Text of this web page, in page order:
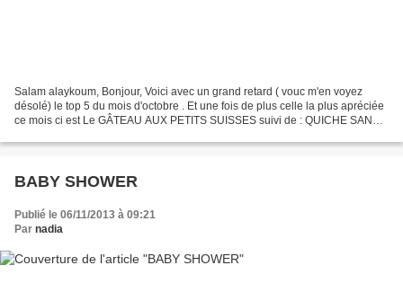
Salam alaykoum, Bonjour, Voici avec un grand retard ( vouc m'en voyez
désolé) le top 5 du mois d'octobre . Et une fois de plus celle la plus apréciée
ce mois ci est Le GÂTEAU AUX PETITS SUISSES suivi de : QUICHE SANS
BABY SHOWER
Publié le 06/11/2013 à 09:21
Par nadia